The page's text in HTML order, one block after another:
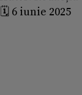
🗓️ 6 iunie 2025